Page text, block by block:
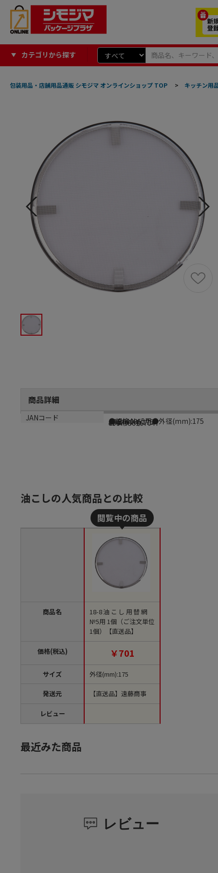
カテゴリから探す
包装用品・店舗用品通販 シモジマ オンラインショップ TOP > キッチン用
商品詳細
商品説明
●規格:No.5用●外径(mm):175
メーカー品番
AAB04005
サイズ
外径(mm):175
生産国
日本
JANコード
4997956167047
油こしの人気商品との比較
商品名
価格(税込)
サイズ
発送元
レビュー
18-8油こし用替網
№5用 1個（ご注文単位
1個）【直送品】
￥701
外径(mm):175
【直送品】遠藤商事
最近みた商品
レビュー